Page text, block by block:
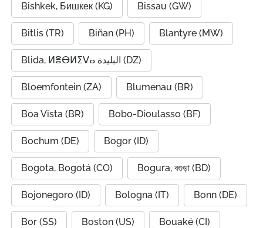
Bishkek, Бишкек (KG) Bissau (GW)
Bitlis (TR) Biñan (PH) Blantyre (MW)
Blida, ⵍⴻⴱⵍⵉⴸⴰ البليدة (DZ)
Bloemfontein (ZA) Blumenau (BR)
Boa Vista (BR) Bobo-Dioulasso (BF)
Bochum (DE) Bogor (ID)
Bogota, Bogotá (CO) Bogura, বগুড়া (BD)
Bojonegoro (ID) Bologna (IT) Bonn (DE)
Bor (SS) Boston (US) Bouaké (CI)